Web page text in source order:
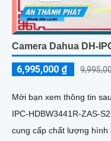
Camera Dahua DH-
6,995,000 ₫
Mời bạn xem thông tin
IPC-HDBW3441R-ZAS-S2. Với công nghệ mới, camera này
cung cấp chất lượng